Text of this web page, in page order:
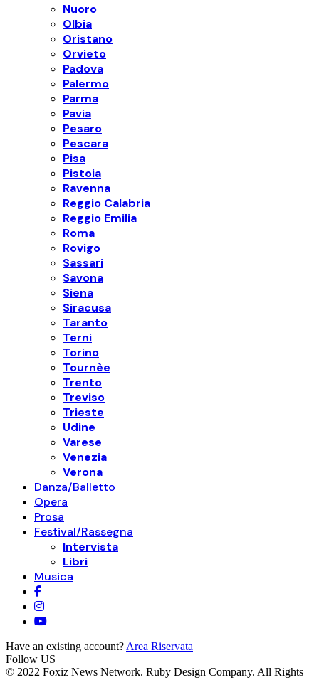
Nuoro
Olbia
Oristano
Orvieto
Padova
Palermo
Parma
Pavia
Pesaro
Pescara
Pisa
Pistoia
Ravenna
Reggio Calabria
Reggio Emilia
Roma
Rovigo
Sassari
Savona
Siena
Siracusa
Taranto
Terni
Torino
Tournèe
Trento
Treviso
Trieste
Udine
Varese
Venezia
Verona
Danza/Balletto
Opera
Prosa
Festival/Rassegna
Intervista
Libri
Musica
Have an existing account? Area Riservata
Follow US
© 2022 Foxiz News Network. Ruby Design Company. All Rights